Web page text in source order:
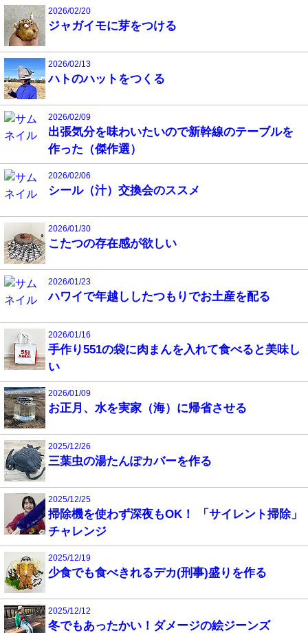
2026/02/20
ジャガイモに芽をつける
2026/02/13
ハトのハットをつくる
2026/02/09
出張気分を味わいたいので新幹線のテーブルを
作った（傑作選）
2026/02/06
シール（汁）交換会のススメ
2026/01/30
こたつの存在感が欲しい
2026/01/23
ハワイで年越ししたつもりでお土産を配る
2026/01/16
手作り551の袋に肉まんを入れて食べると美味し
い
2026/01/09
お正月、水を実家（海）に帰省させる
2025/12/26
三葉虫の湯たんぽカバーを作る
2025/12/25
掃除機を使わず深夜もOK！ 「サイレント掃除」
チャレンジ
2025/12/19
少食でも食べきれるデカ(刑事)盛りを作る
2025/12/12
冬でもあったかい！ダメージの絵ジーンズ